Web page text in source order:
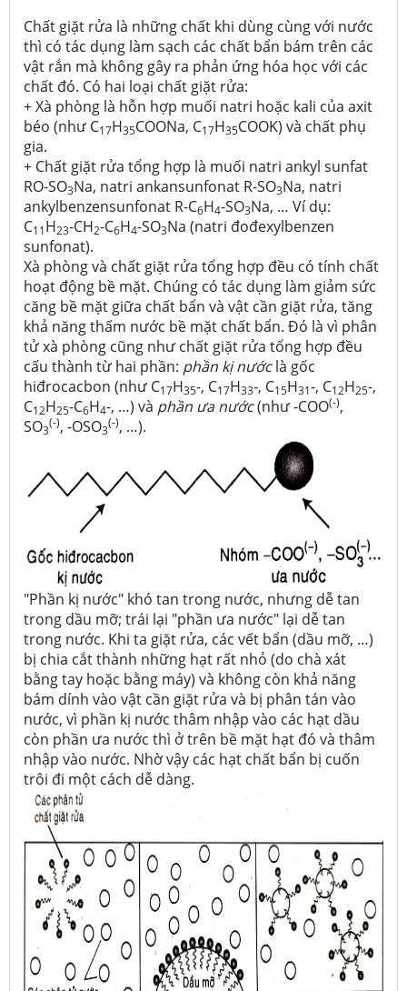
Chất giặt rửa là những chất khi dùng cùng với nước
thì có tác dụng làm sạch các chất bẩn bám trên các
vật rắn mà không gây ra phản ứng hóa học với các
chất đó. Có hai loại chất giặt rửa:
+ Xà phòng là hỗn hợp muối natri hoặc kali của axit
béo (như C17H35COONa, C17H35COOK) và chất phụ
gia.
+ Chất giặt rửa tổng hợp là muối natri ankyl sunfat
RO-SO3Na, natri ankansunfonat R-SO3Na, natri
ankylbenzensunfonat R-C6H4-SO3Na, … Ví dụ:
C11H23-CH2-C6H4-SO3Na (natri đođexylbenzen
sunfonat).
Xà phòng và chất giặt rửa tổng hợp đều có tính chất
hoạt động bề mặt. Chúng có tác dụng làm giảm sức
căng bề mặt giữa chất bẩn và vật cần giặt rửa, tăng
khả năng thấm nước bề mặt chất bẩn. Đó là vì phân
tử xà phòng cũng như chất giặt rửa tổng hợp đều
cấu thành từ hai phần: phần kị nướclà gốc
hiđrocacbon (như C17H35-, C17H33-, C15H31-, C12H25-,
C12H25-C6H4-, …) và phần ưa nước(như -COO(-),
SO3
(-), -OSO3
(-), …).
"Phần kị nước" khó tan trong nước, nhưng dễ tan
trong dầu mỡ; trái lại "phần ưa nước" lại dễ tan
trong nước. Khi ta giặt rửa, các vết bẩn (dầu mỡ, …)
bị chia cắt thành những hạt rất nhỏ (do chà xát
bằng tay hoặc bằng máy) và không còn khả năng
bám dính vào vật cần giặt rửa và bị phân tán vào
nước, vì phần kị nước thâm nhập vào các hạt dầu
còn phần ưa nước thì ở trên bề mặt hạt đó và thâm
nhập vào nước. Nhờ vậy các hạt chất bẩn bị cuốn
trôi đi một cách dễ dàng.